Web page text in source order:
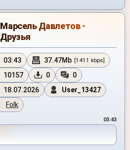
Марсель Давлетов -
Друзья
03:43 37.47Mb [1411 kbps]
10157 0
0
18.07.2026
User_13427
Folk
03:43